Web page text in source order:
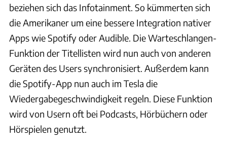
beziehen sich das Infotainment. So kümmerten sich
die Amerikaner um eine bessere Integration nativer
Apps wie Spotify oder Audible. Die Warteschlangen-
Funktion der Titellisten wird nun auch von anderen
Geräten des Users synchronisiert. Außerdem kann
die Spotify-App nun auch im Tesla die
Wiedergabegeschwindigkeit regeln. Diese Funktion
wird von Usern oft bei Podcasts, Hörbüchern oder
Hörspielen genutzt.